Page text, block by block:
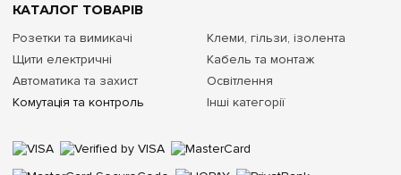
КАТАЛОГ ТОВАРІВ
Розетки та вимикачі
Щити електричні
Автоматика та захист
Комутація та контроль
Клеми, гільзи, ізолента
Кабель та монтаж
Освітлення
Інші категорії